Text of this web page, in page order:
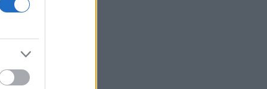
Πάρος: Χωρίς τις αισθήσεις του
ισραηλινή εισβολή σε ένα χωριό του
νότου παρά την ανάπτυξη του
λιβανικού στρατού